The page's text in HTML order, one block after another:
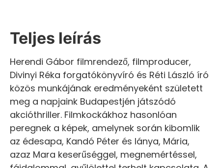
Teljes leírás
Herendi Gábor filmrendező, filmproducer,
Divinyi Réka forgatókönyvíró és Réti László író
közös munkájának eredményeként született
meg a napjaink Budapestjén játszódó
akcióthriller. Filmkockákhoz hasonlóan
peregnek a képek, amelynek során kibomlik
az édesapa, Kandó Péter és lánya, Mária,
azaz Mara keserűséggel, megnemértéssel,